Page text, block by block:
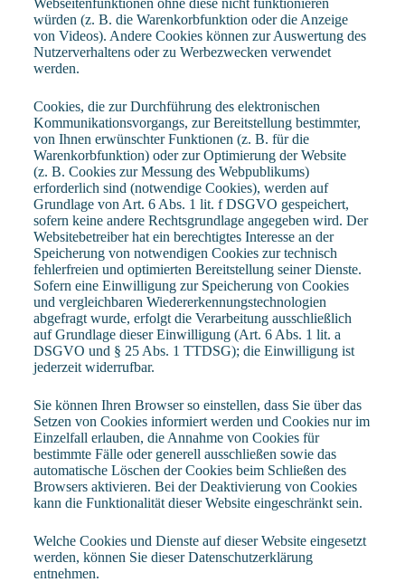
würden (z. B. die Warenkorbfunktion oder die Anzeige
von Videos). Andere Cookies können zur Auswertung des
Nutzerverhaltens oder zu Werbezwecken verwendet
werden.
Cookies, die zur Durchführung des elektronischen
Kommunikationsvorgangs, zur Bereitstellung bestimmter,
von Ihnen erwünschter Funktionen (z. B. für die
Warenkorbfunktion) oder zur Optimierung der Website
(z. B. Cookies zur Messung des Webpublikums)
erforderlich sind (notwendige Cookies), werden auf
Grundlage von Art. 6 Abs. 1 lit. f DSGVO gespeichert,
sofern keine andere Rechtsgrundlage angegeben wird. Der
Websitebetreiber hat ein berechtigtes Interesse an der
Speicherung von notwendigen Cookies zur technisch
fehlerfreien und optimierten Bereitstellung seiner Dienste.
Sofern eine Einwilligung zur Speicherung von Cookies
und vergleichbaren Wiedererkennungstechnologien
abgefragt wurde, erfolgt die Verarbeitung ausschließlich
auf Grundlage dieser Einwilligung (Art. 6 Abs. 1 lit. a
DSGVO und § 25 Abs. 1 TTDSG); die Einwilligung ist
jederzeit widerrufbar.
Sie können Ihren Browser so einstellen, dass Sie über das
Setzen von Cookies informiert werden und Cookies nur im
Einzelfall erlauben, die Annahme von Cookies für
bestimmte Fälle oder generell ausschließen sowie das
automatische Löschen der Cookies beim Schließen des
Browsers aktivieren. Bei der Deaktivierung von Cookies
kann die Funktionalität dieser Website eingeschränkt sein.
Welche Cookies und Dienste auf dieser Website eingesetzt
werden, können Sie dieser Datenschutzerklärung
entnehmen.